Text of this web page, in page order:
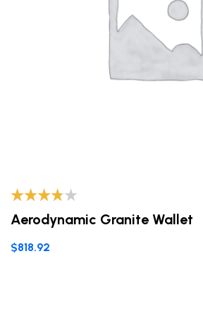
Valorado
con3.60
Aerodynamic Granite Wallet
$818.92